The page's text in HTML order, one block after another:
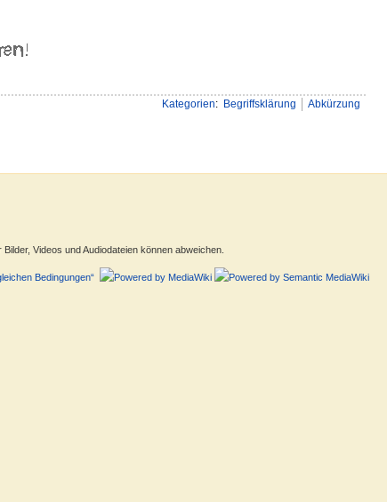
Kategorien: Begriffsklärung Abkürzung
Videos und Audiodateien können abweichen.